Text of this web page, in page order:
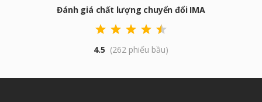
Đánh giá chất lượng chuyển đổi IMA
4.5 (262 phiếu bầu)